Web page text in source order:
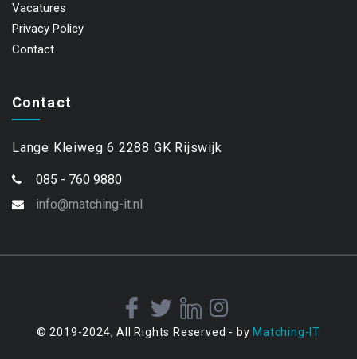
Vacatures
Privacy Policy
Contact
Contact
Lange Kleiweg 6 2288 GK Rijswijk
085 - 760 9880
info@matching-it.nl
© 2019-2024, All Rights Reserved - by Matching-IT